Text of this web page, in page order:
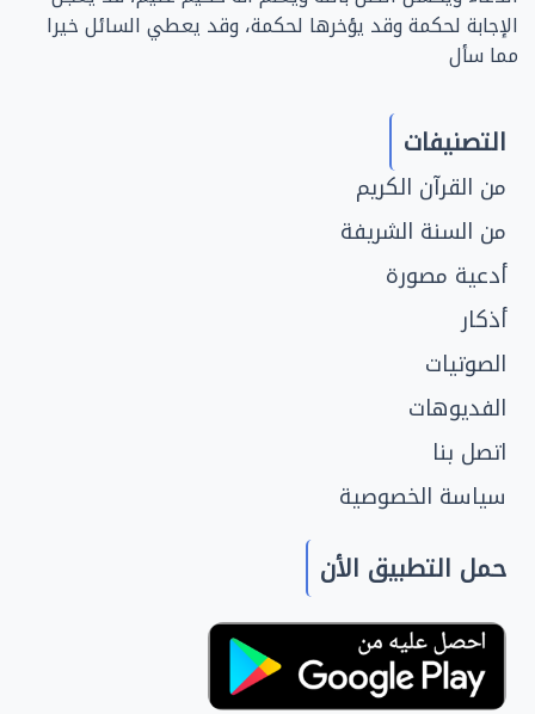
الإجابة لحكمة وقد يؤخرها لحكمة، وقد يعطي السائل خيرا
مما سأل
التصنيفات
من القرآن الكريم
من السنة الشريفة
أدعية مصورة
أذكار
الصوتيات
الفديوهات
اتصل بنا
سياسة الخصوصية
حمل التطبيق الأن